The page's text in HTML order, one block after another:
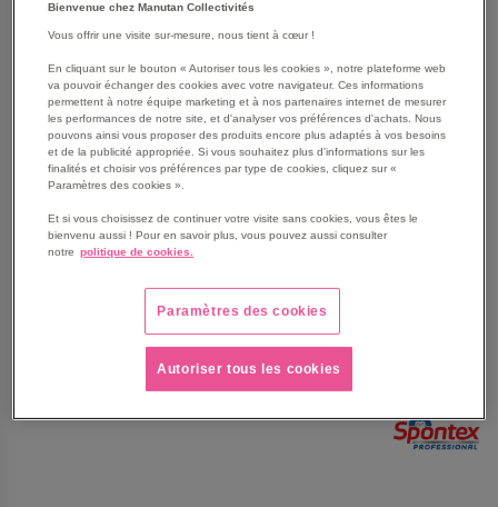
SKIP
BEGINNING
Les avantages
Tampon à récurer hygiénique : ne relargue pas de
particules.
Peut être accroché à l'aide d'un crochet.
En acier inoxydable.
Longue durée d'utilisation.
Voir le descriptif complet
Bienvenue chez Manutan Collectivités
Vous offrir une visite sur-mesure, nous tient à cœur !
En cliquant sur le bouton « Autoriser tous les cookies », notre plateforme web
va pouvoir échanger des cookies avec votre navigateur. Ces informations
permettent à notre équipe marketing et à nos partenaires internet de mesurer
les performances de notre site, et d'analyser vos préférences d'achats. Nous
pouvons ainsi vous proposer des produits encore plus adaptés à vos besoins
et de la publicité appropriée. Si vous souhaitez plus d'informations sur les
finalités et choisir vos préférences par type de cookies, cliquez sur «
Paramètres des cookies ».
Et si vous choisissez de continuer votre visite sans cookies, vous êtes le
bienvenu aussi ! Pour en savoir plus, vous pouvez aussi consulter
notre politique de cookies.
Paramètres des cookies
Autoriser tous les cookies